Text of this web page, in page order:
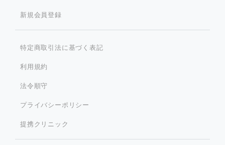
新規会員登録
特定商取引法に基づく表記
利用規約
法令順守
プライバシーポリシー
提携クリニック